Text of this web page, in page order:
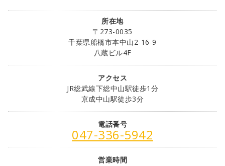
所在地
〒273-0035
千葉県船橋市本中山2-16-9
八蔵ビル4F
アクセス
JR総武線下総中山駅徒歩1分
京成中山駅徒歩3分
電話番号
047-336-5942
営業時間